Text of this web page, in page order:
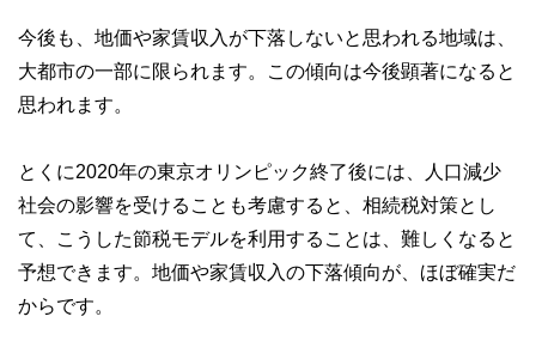
今後も、地価や家賃収入が下落しないと思われる地域は、
大都市の一部に限られます。この傾向は今後顕著になると
思われます。
とくに2020年の東京オリンピック終了後には、人口減少
社会の影響を受けることも考慮すると、相続税対策とし
て、こうした節税モデルを利用することは、難しくなると
予想できます。地価や家賃収入の下落傾向が、ほぼ確実だ
からです。